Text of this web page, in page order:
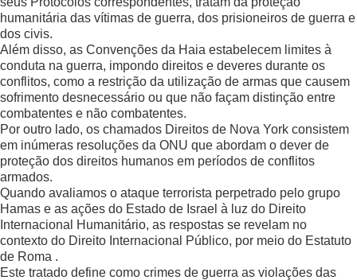
humanitária das vítimas de guerra, dos prisioneiros de guerra e
dos civis.
Além disso, as Convenções da Haia estabelecem limites à
conduta na guerra, impondo direitos e deveres durante os
conflitos, como a restrição da utilização de armas que causem
sofrimento desnecessário ou que não façam distinção entre
combatentes e não combatentes.
Por outro lado, os chamados Direitos de Nova York consistem
em inúmeras resoluções da ONU que abordam o dever de
proteção dos direitos humanos em períodos de conflitos
armados.
Quando avaliamos o ataque terrorista perpetrado pelo grupo
Hamas e as ações do Estado de Israel à luz do Direito
Internacional Humanitário, as respostas se revelam no
contexto do Direito Internacional Público, por meio do Estatuto
de Roma .
Este tratado define como crimes de guerra as violações das